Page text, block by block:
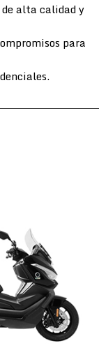
alta calidad y
para